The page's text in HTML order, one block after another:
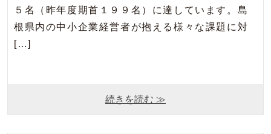
５名（昨年度期首１９９名）に達しています。島
根県内の中小企業経営者が抱える様々な課題に対
[…]
続きを読む ≫